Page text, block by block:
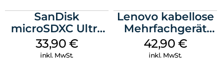
SanDisk
microSDXC Ultra
128 GB + Adapter
Mobile
33,90 €
inkl. MwSt.
Lenovo kabellose
Mehrfachgerät
Luna Grey
42,90 €
inkl. MwSt.